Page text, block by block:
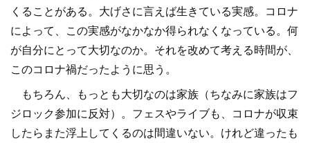
くることがある。大げさに言えば生きている実感。コロナ
によって、この実感がなかなか得られなくなっている。何
が自分にとって大切なのか。それを改めて考える時間が、
このコロナ禍だったように思う。
もちろん、もっとも大切なのは家族（ちなみに家族はフ
ジロック参加に反対）。フェスやライブも、コロナが収束
したらまた浮上してくるのは間違いない。けれど違ったも